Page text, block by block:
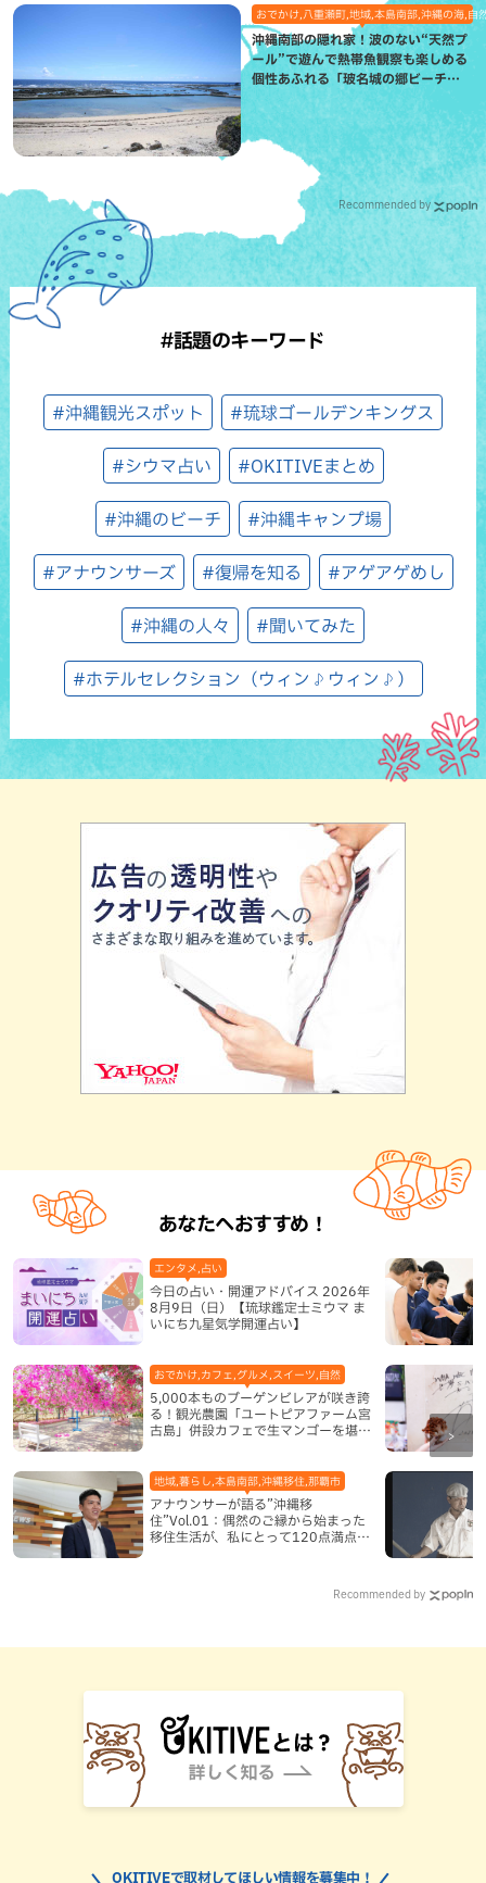
おでかけ,八重瀬町,地域,本島南部,沖縄の海,自
沖縄南部の隠れ家！波のない“天然プ
ール”で遊んで熱帯魚観察も楽しめる
個性あふれる「玻名城の郷ビーチ」
（八重瀬町）
Recommended by
#話題のキーワード
#沖縄観光スポット #琉球ゴールデンキングス
#シウマ占い #OKITIVEまとめ
#沖縄のビーチ #沖縄キャンプ場
#アナウンサーズ #復帰を知る #アゲアゲめし
#沖縄の人々 #聞いてみた
#ホテルセレクション（ウィン♪ウィン♪）
あなたへおすすめ！
今日の占い・開運アドバイス 2026年
8月9日（日）【琉球鑑定士ミウマ ま
いにち九星気学開運占い】
エンタメ,占い
5,000本ものブーゲンビレアが咲き誇
る！観光農園「ユートピアファーム宮
古島」併設カフェで生マンゴーを堪能
おでかけ,カフェ,グルメ,スイーツ,自然
アナウンサーが語る”沖縄移
住”Vol.01：偶然のご縁から始まった
移住生活が、私にとって120点満点に
地域,暮らし,本島南部,沖縄移住,那覇市
Recommended by
OKITIVEで取材してほしい情報を募集中！